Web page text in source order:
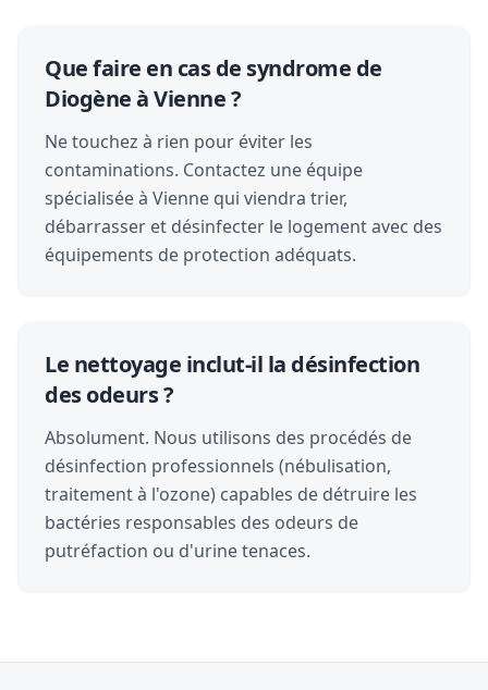
Que faire en cas de syndrome de
Diogène à Vienne ?
Ne touchez à rien pour éviter les
contaminations. Contactez une équipe
spécialisée à Vienne qui viendra trier,
débarrasser et désinfecter le logement avec des
équipements de protection adéquats.
Le nettoyage inclut-il la désinfection
des odeurs ?
Absolument. Nous utilisons des procédés de
désinfection professionnels (nébulisation,
traitement à l'ozone) capables de détruire les
bactéries responsables des odeurs de
putréfaction ou d'urine tenaces.